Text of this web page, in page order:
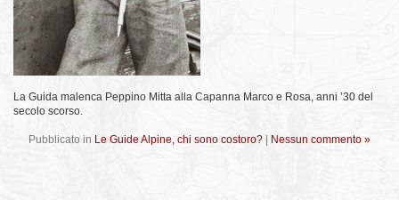
La Guida malenca Peppino Mitta alla Capanna Marco e Rosa, anni ’30 del
secolo scorso.
Pubblicato in Le Guide Alpine, chi sono costoro? Nessun commento »